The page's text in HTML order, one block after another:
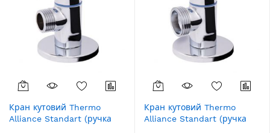
Кран кутовий Thermo
Alliance Standart (ручка
Кран кутовий Thermo
Alliance Standart (ручка